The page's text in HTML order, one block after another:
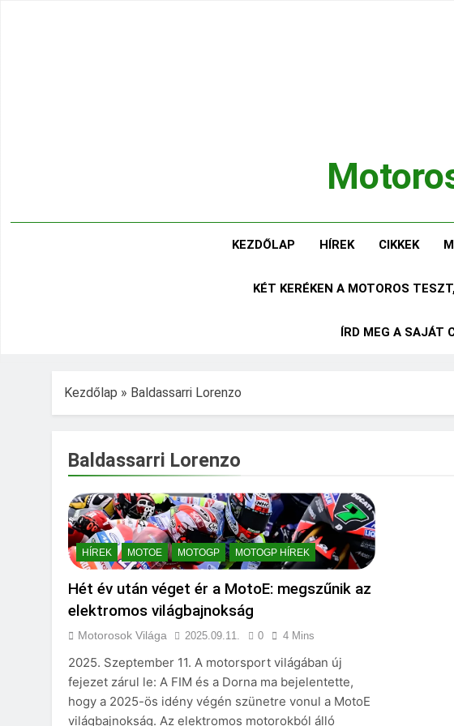
KEZDŐLAP HÍREK CIKKEK
KÉT KERÉKEN A MOTOROS
ÍRD MEG A SAJÁT
Kezdőlap » Baldassarri Lorenzo
Baldassarri Lorenzo
HÍREK MOTOE MOTOGP MOTOGP HÍREK
Hét év után véget ér a MotoE: megszűnik az
elektromos világbajnokság
Motorosok Világa 2025.09.11. 0 4 Mins
2025. Szeptember 11. A motorsport világában új
fejezet zárul le: A FIM és a Dorna ma bejelentette,
hogy a 2025-ös idény végén szünetre vonul a MotoE
világbajnokság. Az elektromos motorokból álló